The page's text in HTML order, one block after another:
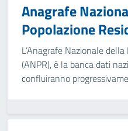
Anagrafe
Popolazione
L’Anagrafe Nazionale
(ANPR), è la banca dati
confluiranno